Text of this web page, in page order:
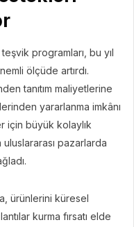
programları, bu yıl
ölçüde artırdı.
tanıtım maliyetlerine
yararlanma imkânı
için büyük kolaylık
pazarlarda
ürünlerini küresel
kurma fırsatı elde